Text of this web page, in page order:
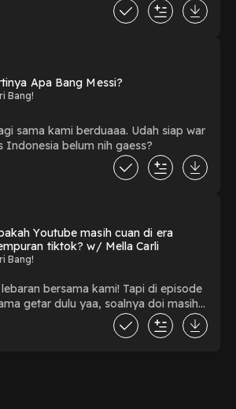
daging semua kok.
Apa Bang Messi?
Bang!
sama kami berduaaa. Udah siap war
Indonesia belum nih gaess?
Youtube masih cuan di era
tiktok? w/ Mella Carli
Bang!
bersama kami! Tapi di episode
getar dulu yaa, soalnya doi masih
Tapi tenang, gue gak sendiri, di
bersamaaaa... Mella Carli sang